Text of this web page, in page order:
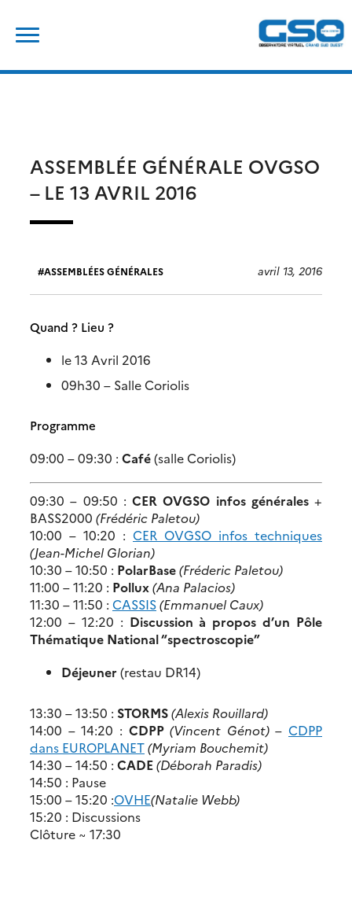
content
ASSEMBLÉE GÉNÉRALE OVGSO
– LE 13 AVRIL 2016
ASSEMBLÉES GÉNÉRALES avril 13, 2016
Quand ? Lieu ?
le 13 Avril 2016
09h30 – Salle Coriolis
Programme
09:00 – 09:30 : Café(salle Coriolis)
09:30 – 09:50 : CER OVGSO infos générales+
BASS2000 (Frédéric Paletou)
10:00 – 10:20 : CER OVGSO infos techniques
(Jean-Michel Glorian)
10:30 – 10:50 : PolarBase(Fréderic Paletou)
11:00 – 11:20 : Pollux(Ana Palacios)
11:30 – 11:50 : CASSIS(Emmanuel Caux)
12:00 – 12:20 : Discussion à propos d’un Pôle
Thématique National “spectroscopie”
Déjeuner (restau DR14)
13:30 – 13:50 : STORMS(Alexis Rouillard)
14:00 – 14:20 : CDPP (Vincent Génot)– CDPP
dans EUROPLANET(Myriam Bouchemit)
14:30 – 14:50 : CADE(Déborah Paradis)
14:50 : Pause
15:00 – 15:20 :OVHE(Natalie Webb)
15:20 : Discussions
Clôture ~ 17:30